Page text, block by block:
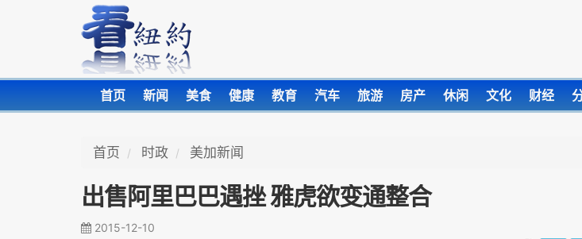
首页 新闻 美食 健康 教育 汽车 旅游 房产 休闲 文化 财经
首页 时政 美加新闻
出售阿里巴巴遇挫 雅虎欲变通整合
2015-12-10